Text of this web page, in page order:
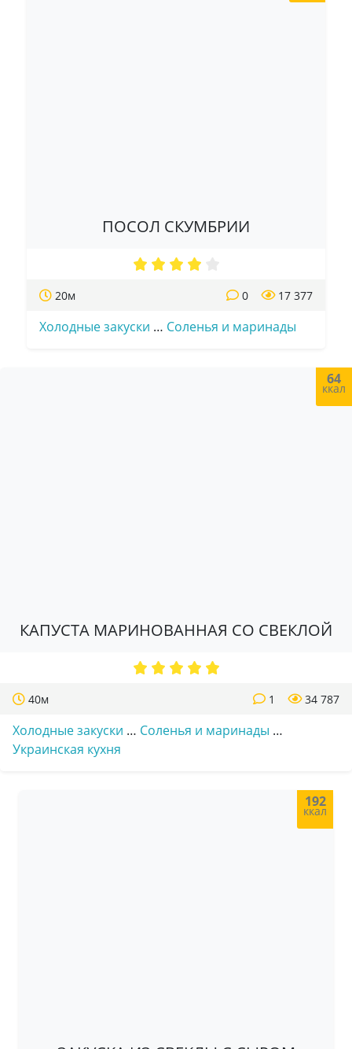
ПОСОЛ СКУМБРИИ
20м 17 377
0
Холодные закуски … Соленья и маринады
64
ккал
КАПУСТА МАРИНОВАННАЯ СО СВЕКЛОЙ
40м 34 787
1
Холодные закуски … Соленья и маринады …
Украинская кухня
192
ккал